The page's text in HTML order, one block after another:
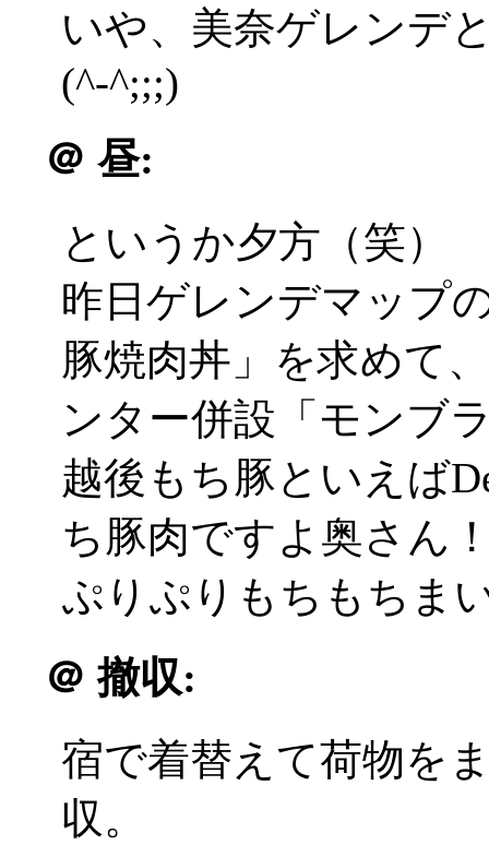
いや、美奈ゲレンデ
(^-^;;;)
＠ 昼:
というか夕方（笑）
昨日ゲレンデマップ
豚焼肉丼」を求めて
ンター併設「モンブ
越後もち豚といえば
ち豚肉ですよ奥さん
ぷりぷりもちもちま
＠ 撤収:
宿で着替えて荷物を
収。